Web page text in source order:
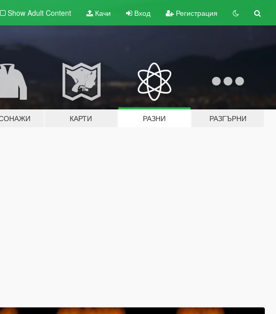
Show Adult Content Качи Вход Регистрация
КАРТИ РАЗНИ РАЗГЪРНИ